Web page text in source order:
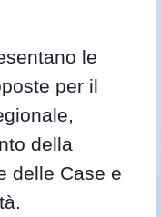
le
per il
della
delle Case e